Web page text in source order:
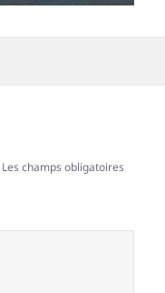
Les champs obligatoires